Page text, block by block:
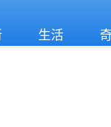
生活